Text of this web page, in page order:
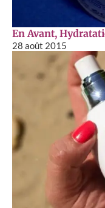
En Avant,
28 août 2015